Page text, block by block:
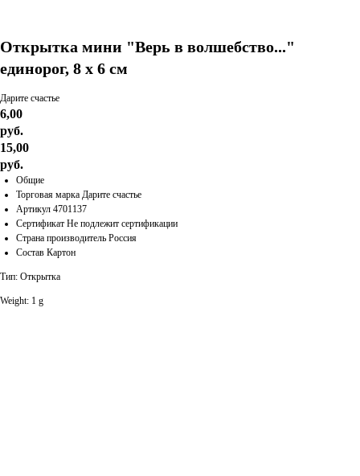
Открытка мини "Верь в волшебство..."
единорог, 8 х 6 см
Дарите счастье
6,00
руб.
15,00
руб.
Общие
Торговая марка Дарите счастье
Артикул 4701137
Сертификат Не подлежит сертификации
Страна производитель Россия
Состав Картон
Тип: Открытка
Weight: 1 g